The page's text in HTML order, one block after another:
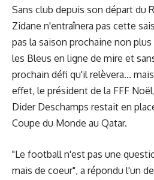
Sans club depuis son départ du
Zidane n'entraînera pas cette
pas la saison prochaine non
les Bleus en ligne de mire et
prochain défi qu'il relèvera...
effet, le président de la FFF
Dider Deschamps restait en
Coupe du Monde au Qatar.
"Le football n'est pas une
mais de coeur", a répondu l'un